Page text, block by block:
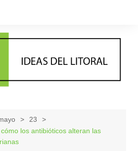
23
los antibióticos alteran las